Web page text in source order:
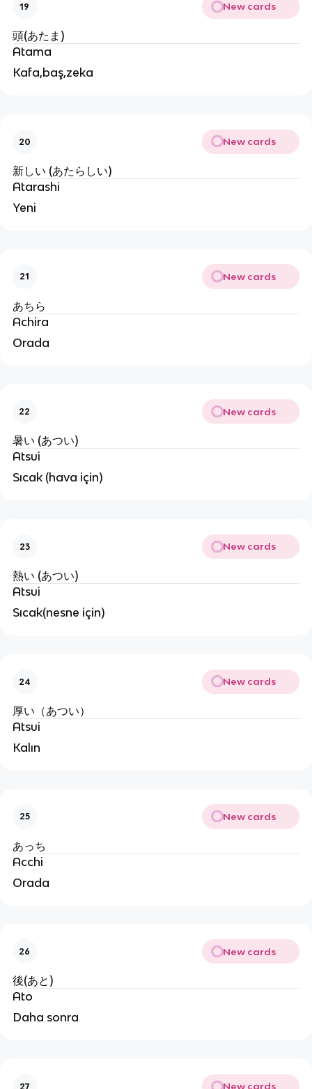
19 New cards
頭(あたま)
Atama
Kafa,baş,zeka
20 New cards
新しい (あたらしい)
Atarashi
Yeni
21 New cards
あちら
Achira
Orada
22 New cards
暑い (あつい)
Atsui
Sıcak (hava için)
23 New cards
熱い (あつい)
Atsui
Sıcak(nesne için)
24 New cards
厚い（あつい）
Atsui
Kalın
25 New cards
あっち
Acchi
Orada
26 New cards
後(あと)
Ato
Daha sonra
27 New cards